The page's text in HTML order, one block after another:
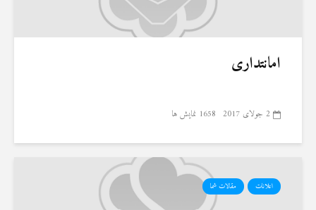
امانتداری
2 جولای 2017 1658 نمایش ها
اعلانات مقالات شما